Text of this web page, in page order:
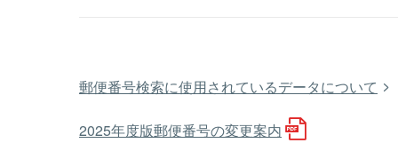
郵便番号検索に使用されているデータについて
2025年度版郵便番号の変更案内